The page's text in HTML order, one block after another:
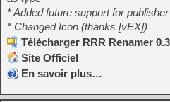
* Added future support for
* Changed Icon (thanks [vEX])
Télécharger RRR Renamer
Site Officiel
En savoir plus…